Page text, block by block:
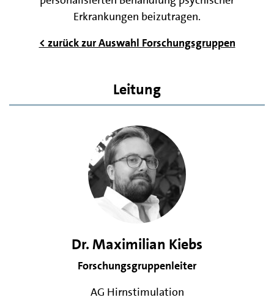
Erkrankungen beizutragen.
< zurück zur Auswahl Forschungsgruppen
Leitung
Dr. Maximilian Kiebs
Forschungsgruppenleiter
AG Hirnstimulation